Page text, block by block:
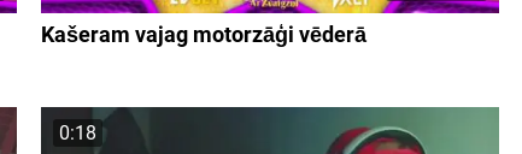
Kašeram vajag motorzāģi vēderā
0:18